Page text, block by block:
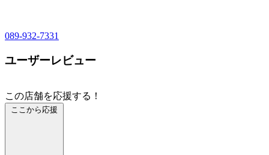
089-932-7331
ユーザーレビュー
この店舗を応援する！
ここから応援